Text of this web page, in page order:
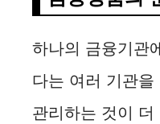
하나의 금융기관
다는 여러 기관
관리하는 것이